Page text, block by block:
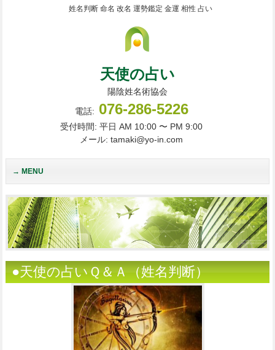
姓名判断 命名 改名 運勢鑑定 金運 相性 占い
天使の占い
陽陰姓名術協会
電話: 076-286-5226
受付時間: 平日 AM 10:00 〜 PM 9:00
メール: tamaki@yo-in.com
MENU
●天使の占いＱ＆Ａ（姓名判断）